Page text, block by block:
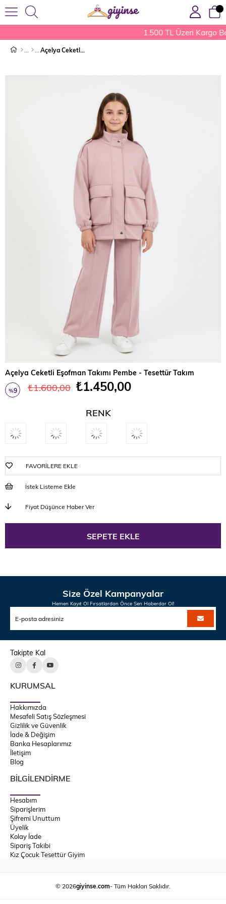
1.500 TL Üzeri Kargo
Açelya Ceketli Eşofman Takımı Pembe - Tesettür Takım
Açelya Ceketli Eşofman Takımı Pembe - Tesettür Takım
%9 ₺1.600,00 ₺1.450,00
RENK
FAVORILERE EKLE
İstek Listeme Ekle
Fiyat Düşünce Haber Ver
Size Özel Kampanyalar
Hemen Kayıt Ol Fırsatlardan Önce Sen Haberdar Ol!
Takipte Kal
KURUMSAL
Hakkımızda
Mesafeli Satış Sözleşmesi
Gizlilik ve Güvenlik
İade & Değişim
Banka Hesaplarımız
İletişim
Blog
BİLGİLENDİRME
Hesabım
Siparişlerim
Şifremi Unuttum
Üyelik
Kolay İade
Sipariş Takibi
Kız Çocuk Tesettür Giyim
© 2026giyinse.com- Tüm Hakları Saklıdır.